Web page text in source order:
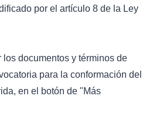
por el artículo 8 de la Ley
los documentos y términos de
para la conformación del
en el botón de "Más